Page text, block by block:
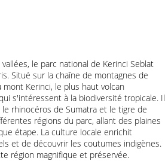
le parc national de Kerinci Seblat
Situé sur la chaîne de montagnes de
Kerinci, le plus haut volcan
s'intéressent à la biodiversité tropicale. Il
rhinocéros de Sumatra et le tigre de
régions du parc, allant des plaines
étape. La culture locale enrichit
et de découvrir les coutumes indigènes.
région magnifique et préservée.